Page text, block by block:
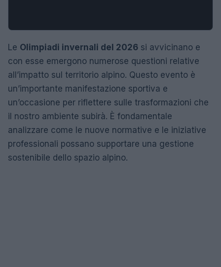
Le Olimpiadi invernali del 2026 si avvicinano e
con esse emergono numerose questioni relative
all’impatto sul territorio alpino. Questo evento è
un’importante manifestazione sportiva e
un’occasione per riflettere sulle trasformazioni che
il nostro ambiente subirà. È fondamentale
analizzare come le nuove normative e le iniziative
professionali possano supportare una gestione
sostenibile dello spazio alpino.